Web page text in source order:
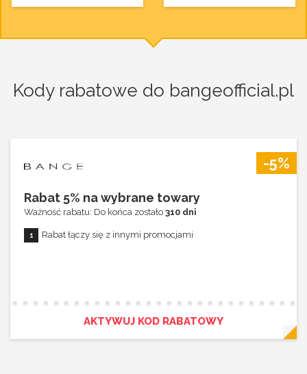
Kody rabatowe do bangeofficial.pl
-5%
Rabat 5% na wybrane towary
Ważność rabatu: Do końca zostało 310 dni
Rabat łączy się z innymi promocjami
AKTYWUJ KOD RABATOWY